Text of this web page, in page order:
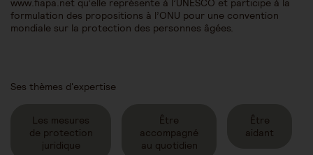
www.fiapa.net qu’elle représente à l’UNESCO et participe à la
formulation des propositions à l’ONU pour une convention
mondiale sur la protection des personnes âgées.
Ses thèmes d'expertise
Les mesures
de protection
juridique
Être
accompagné
au quotidien
Être
aidant